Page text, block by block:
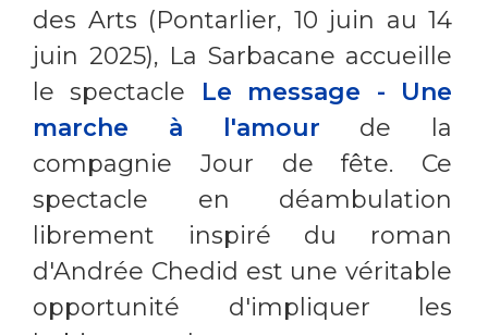
des Arts (Pontarlier, 10 juin au 14
juin 2025), La Sarbacane accueille
le spectacle Le message - Une
marche à l'amour de la
compagnie Jour de fête. Ce
spectacle en déambulation
librement inspiré du roman
d'Andrée Chedid est une véritable
opportunité d'impliquer les